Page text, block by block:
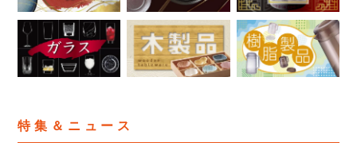
特集＆ニュース